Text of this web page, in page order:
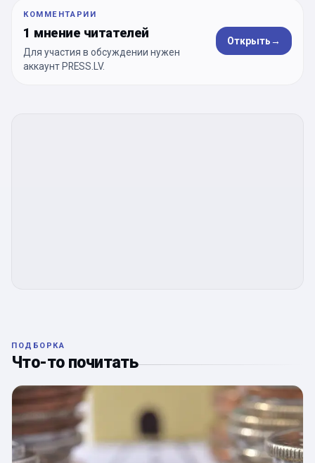
КОММЕНТАРИИ
1 мнение читателей
Для участия в обсуждении нужен
аккаунт PRESS.LV.
Открыть→
ПОДБОРКА
Что-то почитать